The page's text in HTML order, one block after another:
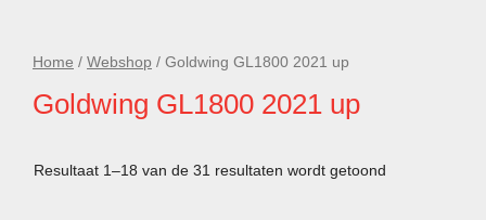
Home / Webshop / Goldwing GL1800 2021 up
Goldwing GL1800 2021 up
Resultaat 1–18 van de 31 resultaten wordt getoond